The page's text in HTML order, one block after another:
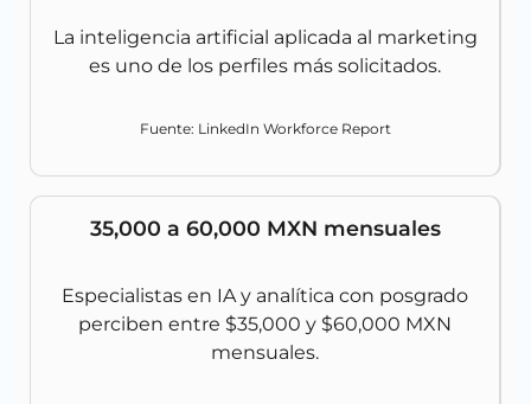
La inteligencia artificial aplicada al marketing
es uno de los perfiles más solicitados.
Fuente: LinkedIn Workforce Report
35,000 a 60,000 MXN mensuales
Especialistas en IA y analítica con posgrado
perciben entre $35,000 y $60,000 MXN
mensuales.